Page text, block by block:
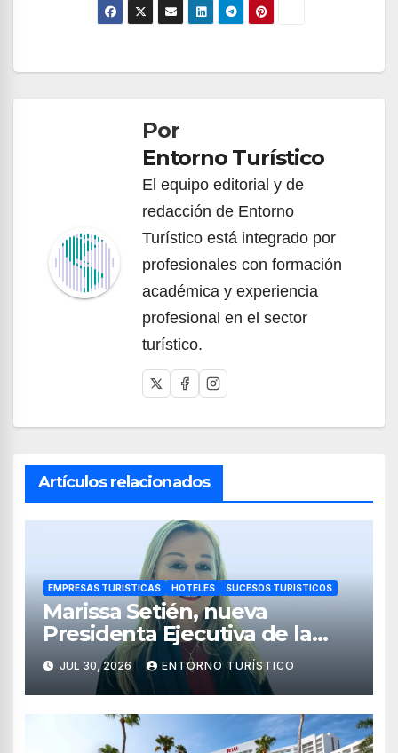
Navegación
entradasPor
Entorno Turístico
El equipo editorial y de
redacción de Entorno
Turístico está integrado por
profesionales con formación
académica y experiencia
profesional en el sector
turístico.
Artículos relacionados
EMPRESAS TURÍSTICAS HOTELES SUCESOS TURÍSTICOS
Marissa Setién, nueva
Presidenta Ejecutiva de la
Asociación de Hoteles Costa
Mujeres
JUL 30, 2026 ENTORNO TURÍSTICO